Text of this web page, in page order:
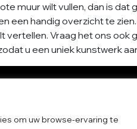
om uw browse-ervaring te
muur wilt vullen, dan is
een handig overzicht te
vertellen. Vraag het ons ook
u een uniek kunstwerk